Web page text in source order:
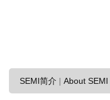
SEMI简介 | About SEMI